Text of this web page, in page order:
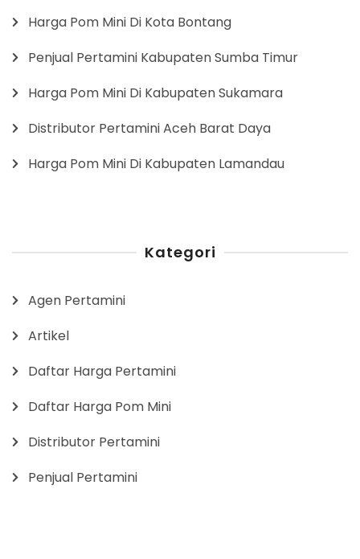
Harga Pom Mini Di Kota Bontang
Penjual Pertamini Kabupaten Sumba Timur
Harga Pom Mini Di Kabupaten Sukamara
Distributor Pertamini Aceh Barat Daya
Harga Pom Mini Di Kabupaten Lamandau
Kategori
Agen Pertamini
Artikel
Daftar Harga Pertamini
Daftar Harga Pom Mini
Distributor Pertamini
Penjual Pertamini